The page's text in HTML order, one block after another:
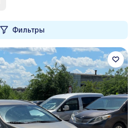
Фильтры